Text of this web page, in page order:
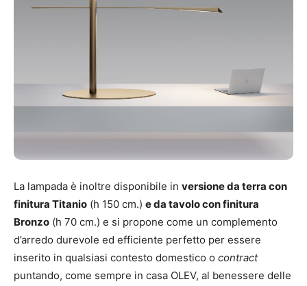
La lampada è inoltre disponibile in versione da terra con
finitura Titanio (h 150 cm.) e da tavolo con finitura
Bronzo (h 70 cm.) e si propone come un complemento
d’arredo durevole ed efficiente perfetto per essere
inserito in qualsiasi contesto domestico o contract
puntando, come sempre in casa OLEV, al benessere delle